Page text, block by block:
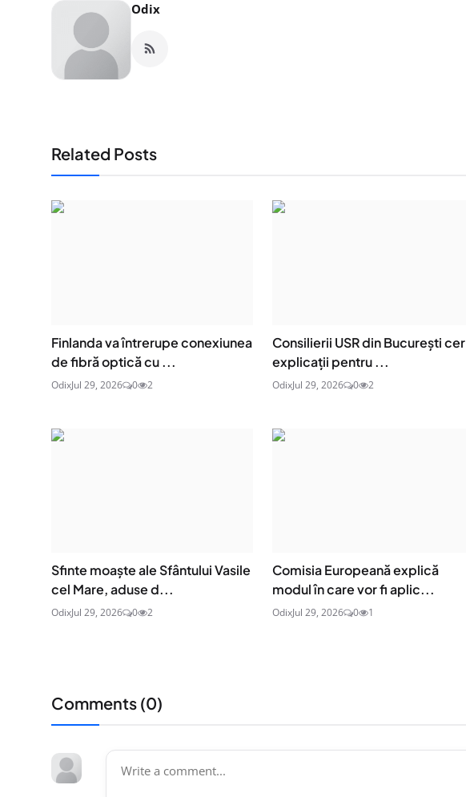
Odix
Related Posts
Finlanda va întrerupe conexiunea
de fibră optică cu ...
OdixJul 29, 2026 0 2
Consilierii USR din București cer
explicații pentru ...
OdixJul 29, 2026 0 2
Sfinte moaşte ale Sfântului Vasile
cel Mare, aduse d...
OdixJul 29, 2026 0 2
Comisia Europeană explică
modul în care vor fi aplic...
OdixJul 29, 2026 0 1
Comments (0)